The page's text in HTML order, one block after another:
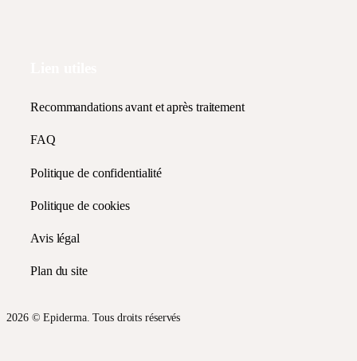
Recommandations avant et après traitement
FAQ
Politique de confidentialité
Politique de cookies
Avis légal
Plan du site
2026 © Epiderma. Tous droits réservés